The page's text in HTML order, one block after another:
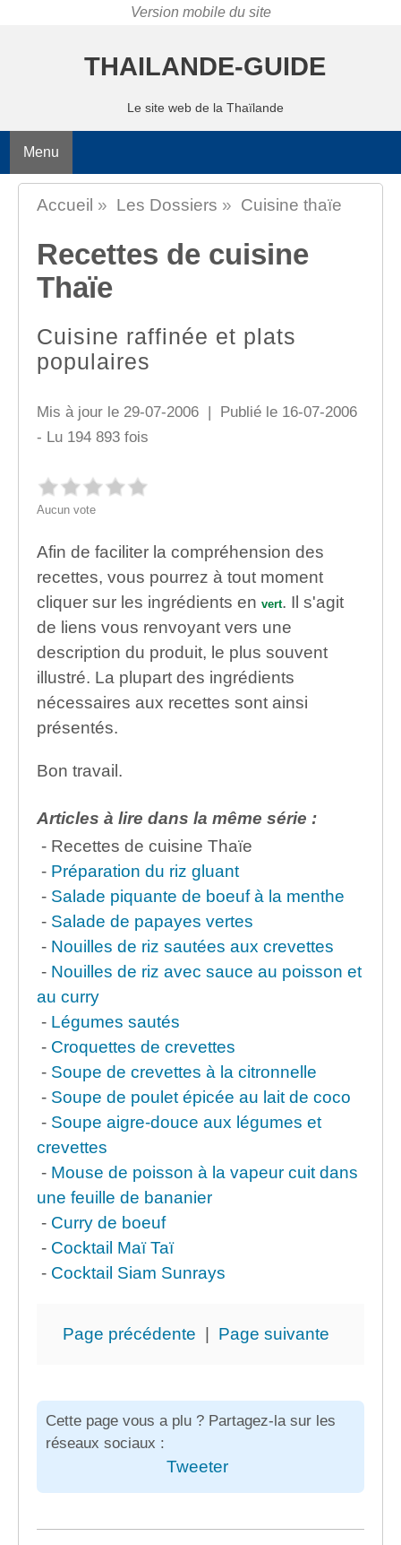
THAILANDE-GUIDE
Le site web de la Thaïlande
Menu
Accueil » Les Dossiers » Cuisine thaïe
Recettes de cuisine
Thaïe
Cuisine raffinée et plats
populaires
Mis à jour le 29-07-2006 | Publié le 16-07-2006
- Lu 194 893 fois
Aucun vote
Afin de faciliter la compréhension des
recettes, vous pourrez à tout moment
cliquer sur les ingrédients en vert. Il s'agit
de liens vous renvoyant vers une
description du produit, le plus souvent
illustré. La plupart des ingrédients
nécessaires aux recettes sont ainsi
présentés.
Bon travail.
Articles à lire dans la même série :
- Recettes de cuisine Thaïe
- Préparation du riz gluant
- Salade piquante de boeuf à la menthe
- Salade de papayes vertes
- Nouilles de riz sautées aux crevettes
- Nouilles de riz avec sauce au poisson et
au curry
- Légumes sautés
- Croquettes de crevettes
- Soupe de crevettes à la citronnelle
- Soupe de poulet épicée au lait de coco
- Soupe aigre-douce aux légumes et
crevettes
- Mouse de poisson à la vapeur cuit dans
une feuille de bananier
- Curry de boeuf
- Cocktail Maï Taï
- Cocktail Siam Sunrays
Page précédente | Page suivante
Cette page vous a plu ? Partagez-la sur les
réseaux sociaux :
Tweeter